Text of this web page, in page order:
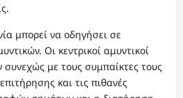
μπορεί να οδηγήσει σε
Οι κεντρικοί αμυντικοί
συνεχώς με τους συμπαίκτες τους
και τις πιθανές